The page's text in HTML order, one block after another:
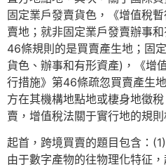
固定業戶發賣貨色，《增值稅
賣地；就非固定業戶發賣辦事
46條規則的是買賣產生地；固
貨色、辦事和有形資產)，《增
行措施》第46條疏忽買賣產生
方在其機構地點地或棲身地徵
賣，增值稅法關于實行地的規則
起首，跨境買賣的題目包含：
由于數字產物的往物理化特征